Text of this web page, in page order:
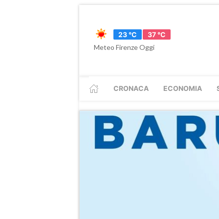
23 °C
37 °C
Meteo Firenze Oggi
CRONACA ECONOMIA